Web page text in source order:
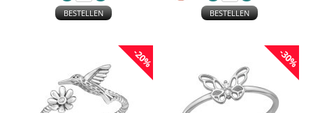
BESTELLEN BESTELLEN
-20% -30%